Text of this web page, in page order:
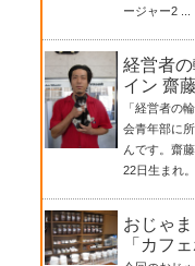
ージャー2 ...
経営者
イン 齋
「経営者の
会青年部に
んです。齋
22日生まれ
おじゃ
「カフ